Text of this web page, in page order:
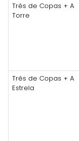
Três de Copas + A
Torre
Três de Copas + A
Estrela